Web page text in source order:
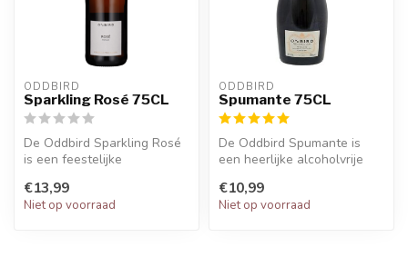
ODDBIRD
Sparkling Rosé 75CL
De Oddbird Sparkling Rosé
is een feestelijke
rosé uit d...
€13,99
Niet op voorraad
ODDBIRD
Spumante 75CL
De Oddbird Spumante is
een heerlijke alcoholvrije
Veneto.
€10,99
Niet op voorraad